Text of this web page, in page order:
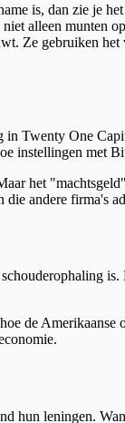
is, dan zie je
alleen munten
Ze gebruiken
in Twenty One
instellingen met
het
andere firma's
de Amerikaanse
hun leningen.